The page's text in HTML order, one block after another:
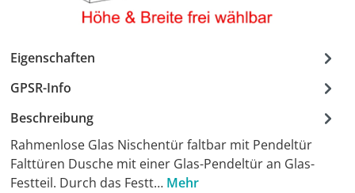
Eigenschaften
GPSR-Info
Beschreibung
Rahmenlose Glas Nischentür faltbar mit Pendeltür
Falttüren Dusche mit einer Glas-Pendeltür an Glas-
Festteil. Durch das Festt… Mehr